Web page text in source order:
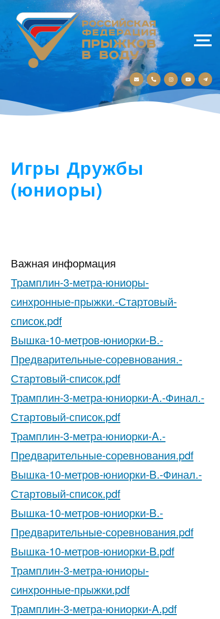
Игры Дружбы
(юниоры)
Важная информация
Трамплин-3-метра-юниоры-
синхронные-прыжки.-Стартовый-
список.pdf
Вышка-10-метров-юниорки-B.-
Предварительные-соревнования.-
Стартовый-список.pdf
Трамплин-3-метра-юниорки-A.-Финал.-
Стартовый-список.pdf
Трамплин-3-метра-юниорки-A.-
Предварительные-соревнования.pdf
Вышка-10-метров-юниорки-B.-Финал.-
Стартовый-список.pdf
Вышка-10-метров-юниорки-B.-
Предварительные-соревнования.pdf
Вышка-10-метров-юниорки-B.pdf
Трамплин-3-метра-юниоры-
синхронные-прыжки.pdf
Трамплин-3-метра-юниорки-A.pdf